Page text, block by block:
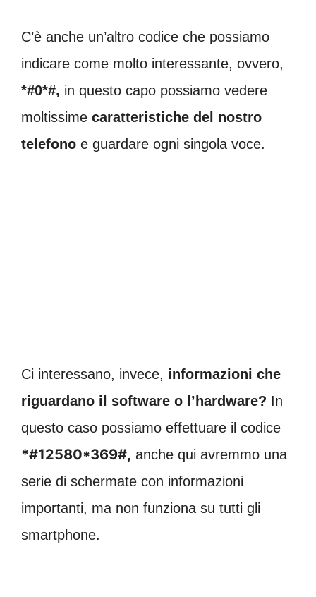
C’è anche un’altro codice che possiamo
indicare come molto interessante, ovvero,
*#0*#, in questo capo possiamo vedere
moltissime caratteristiche del nostro
telefono e guardare ogni singola voce.
Ci interessano, invece, informazioni che
riguardano il software o l’hardware? In
questo caso possiamo effettuare il codice
*#12580*369#, anche qui avremmo una
serie di schermate con informazioni
importanti, ma non funziona su tutti gli
smartphone.